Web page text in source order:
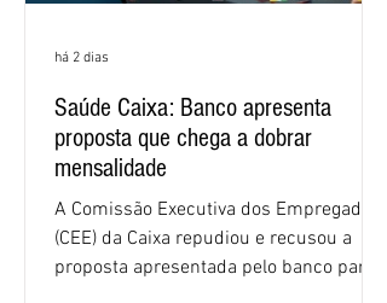
Saúde Caixa: Banco apresenta
proposta que chega a dobrar
mensalidade
A Comissão Executiva dos Empregados
(CEE) da Caixa repudiou e recusou a
proposta apresentada pelo banco para o
há 2 dias